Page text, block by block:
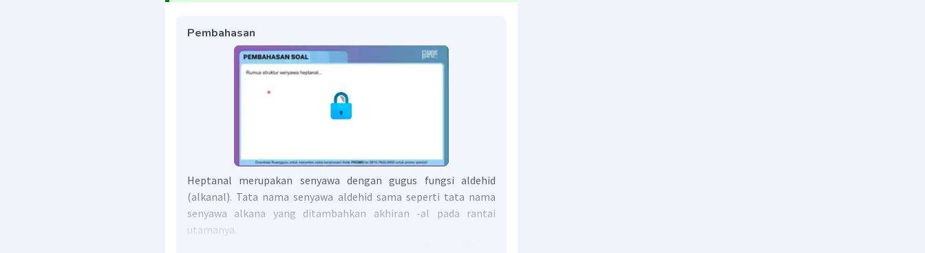
Pembahasan
Heptanal merupakan senyawa dengan gugus fungsi aldehid
(alkanal). Tata nama senyawa aldehid sama seperti tata nama
senyawa alkana yang ditambahkan akhiran -al pada rantai
utamanya.